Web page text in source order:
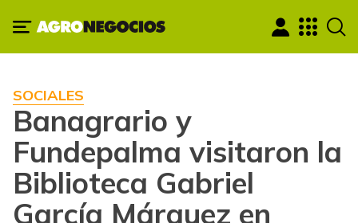
SOCIALES
Banagrario y
Fundepalma visitaron la
Biblioteca Gabriel
García Márquez en